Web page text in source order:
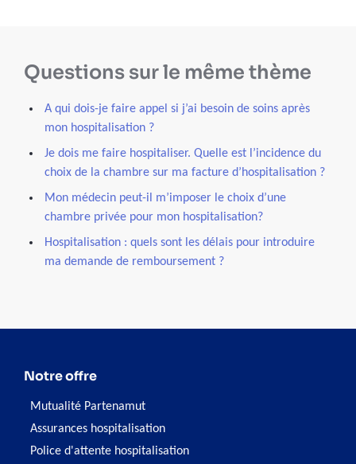
Questions sur le même thème
A qui dois-je faire appel si j’ai besoin de soins après
mon hospitalisation ?
Je dois me faire hospitaliser. Quelle est l’incidence du
choix de la chambre sur ma facture d’hospitalisation ?
Mon médecin peut-il m’imposer le choix d’une
chambre privée pour mon hospitalisation?
Hospitalisation : quels sont les délais pour introduire
ma demande de remboursement ?
Notre offre
Mutualité Partenamut
Assurances hospitalisation
Police d'attente hospitalisation